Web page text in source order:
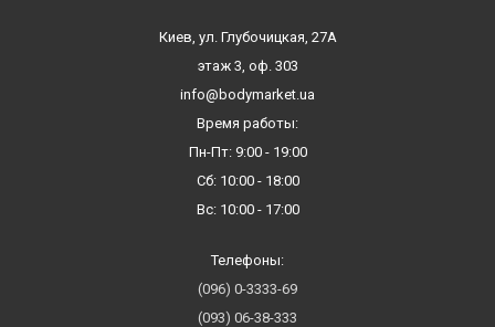
Киев, ул. Глубочицкая, 27А
этаж 3, оф. 303
info@bodymarket.ua
Время работы:
Пн-Пт: 9:00 - 19:00
Сб: 10:00 - 18:00
Вс: 10:00 - 17:00
Телефоны:
(096) 0-3333-69
(093) 06-38-333